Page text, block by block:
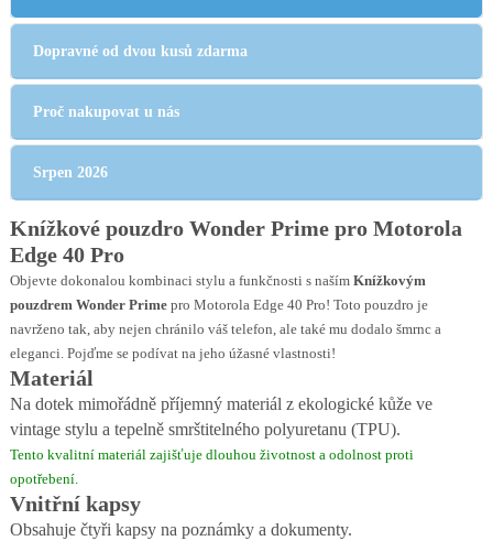
Dopravné od dvou kusů zdarma
Proč nakupovat u nás
Srpen 2026
Knížkové pouzdro Wonder Prime pro Motorola
Edge 40 Pro
Objevte dokonalou kombinaci stylu a funkčnosti s naším Knížkovým
pouzdrem Wonder Primepro Motorola Edge 40 Pro! Toto pouzdro je
navrženo tak, aby nejen chránilo váš telefon, ale také mu dodalo šmrnc a
eleganci. Pojďme se podívat na jeho úžasné vlastnosti!
Materiál
Na dotek mimořádně příjemný materiál z ekologické kůže ve
vintage stylu a tepelně smrštitelného polyuretanu (TPU).
Tento kvalitní materiál zajišťuje dlouhou životnost a odolnost proti
opotřebení.
Vnitřní kapsy
Obsahuje čtyři kapsy na poznámky a dokumenty.